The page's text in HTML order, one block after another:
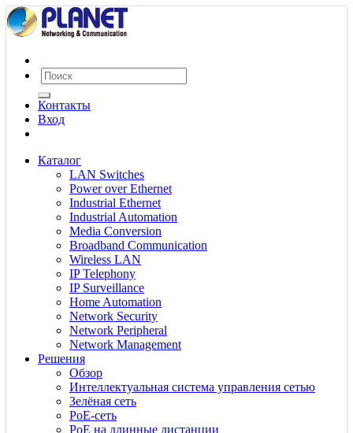
Контакты
Вход
Каталог
LAN Switches
Power over Ethernet
Industrial Ethernet
Industrial Automation
Media Conversion
Broadband Communication
Wireless LAN
IP Telephony
IP Surveillance
Home Automation
Network Security
Network Peripheral
Network Management
Решения
Обзор
Интеллектуальная система управления сетью
Зелёная сеть
PoE-сеть
PoE на длинные дистанции